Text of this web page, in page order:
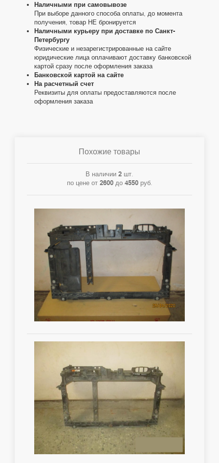
Наличными при самовывозе
При выборе данного способа оплаты, до момента
получения, товар НЕ бронируется
Наличными курьеру при доставке по Санкт-
Петербургу
Физические и незарегистрированные на сайте
юридические лица оплачивают доставку банковской
картой сразу после оформления заказа
Банковской картой на сайте
На расчетный счет
Реквизиты для оплаты предоставляются после
оформления заказа
Похожие товары
В наличии 2 шт.
по цене от 2600до 4550руб.